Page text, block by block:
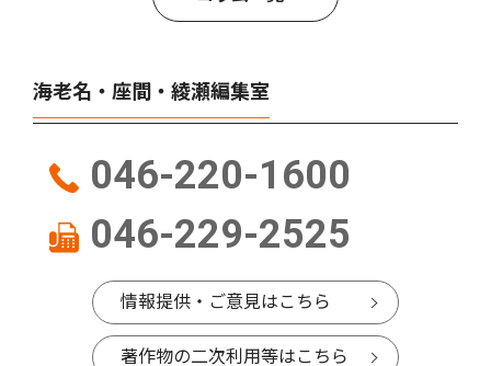
海老名・座間・綾瀬編集室
046-220-1600
046-229-2525
情報提供・ご意見はこちら
著作物の二次利用等はこちら